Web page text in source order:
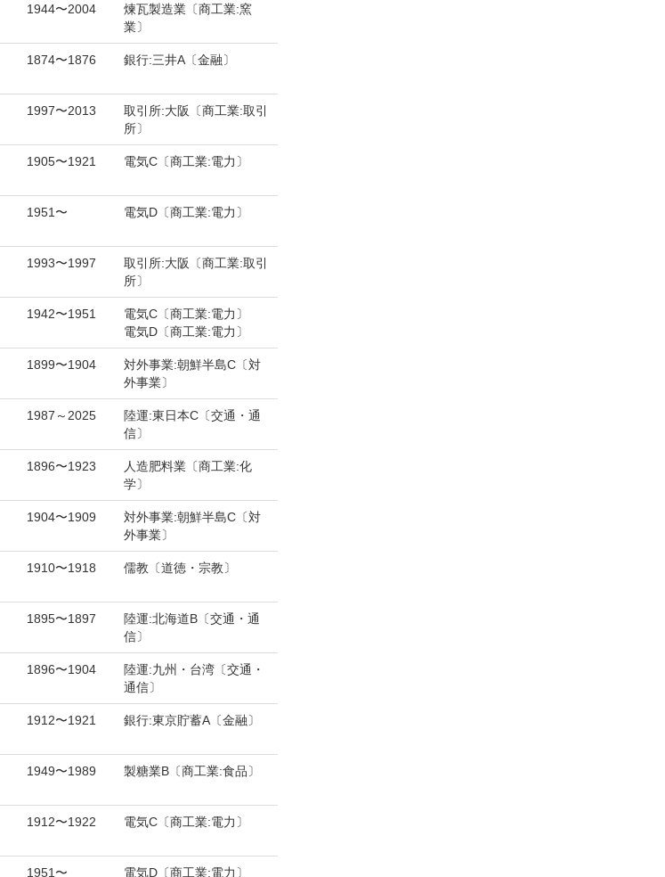
1944〜2004
煉瓦製造業〔商工業:窯
業〕
1874〜1876 銀行:三井A〔金融〕
1997〜2013
取引所:大阪〔商工業:取引
所〕
1905〜1921 電気C〔商工業:電力〕
1951〜 電気D〔商工業:電力〕
1993〜1997
取引所:大阪〔商工業:取引
所〕
1942〜1951
電気C〔商工業:電力〕
電気D〔商工業:電力〕
1899〜1904
対外事業:朝鮮半島C〔対
外事業〕
1987～2025
陸運:東日本C〔交通・通
信〕
1896〜1923
人造肥料業〔商工業:化
学〕
1904〜1909
対外事業:朝鮮半島C〔対
外事業〕
1910〜1918 儒教〔道徳・宗教〕
1895〜1897
陸運:北海道B〔交通・通
信〕
1896〜1904
陸運:九州・台湾〔交通・
通信〕
1912〜1921 銀行:東京貯蓄A〔金融〕
1949〜1989 製糖業B〔商工業:食品〕
1912〜1922 電気C〔商工業:電力〕
1951〜 電気D〔商工業:電力〕